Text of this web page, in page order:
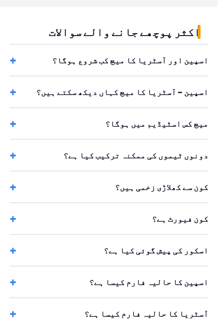
اکثر پوچھے جانے والے سوالات
اسپین اور آسٹریا کا میچ کب شروع ہوگا؟
اسپین – آسٹریا کا میچ کہاں دیکھ سکتے ہیں؟
میچ کس اسٹیڈیم میں ہوگا؟
دونوں ٹیموں کی ممکنہ ترکیب کیا ہے؟
کون سے کھلاڑی زخمی ہیں؟
کون فیورٹ ہے؟
اسکور کی پیش گوئی کیا ہے؟
اسپین کا حالیہ فارم کیسا ہے؟
آسٹریا کا حالیہ فارم کیسا ہے؟